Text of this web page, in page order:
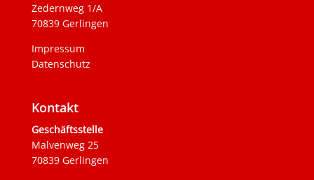
Zedernweg 1/A
70839 Gerlingen
Impressum
Datenschutz
Kontakt
Geschäftsstelle
Malvenweg 25
70839 Gerlingen